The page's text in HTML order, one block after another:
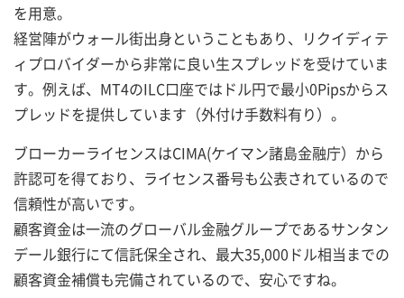
を用意。
経営陣がウォール街出身ということもあり、リクイディテ
ィプロバイダーから非常に良い生スプレッドを受けていま
す。例えば、MT4のILC口座ではドル円で最小0Pipsからス
プレッドを提供しています（外付け手数料有り）。
ブローカーライセンスはCIMA(ケイマン諸島金融庁）から
許認可を得ており、ライセンス番号も公表されているので
信頼性が高いです。
顧客資金は一流のグローバル金融グループであるサンタン
デール銀行にて信託保全され、最大35,000ドル相当までの
顧客資金補償も完備されているので、安心ですね。